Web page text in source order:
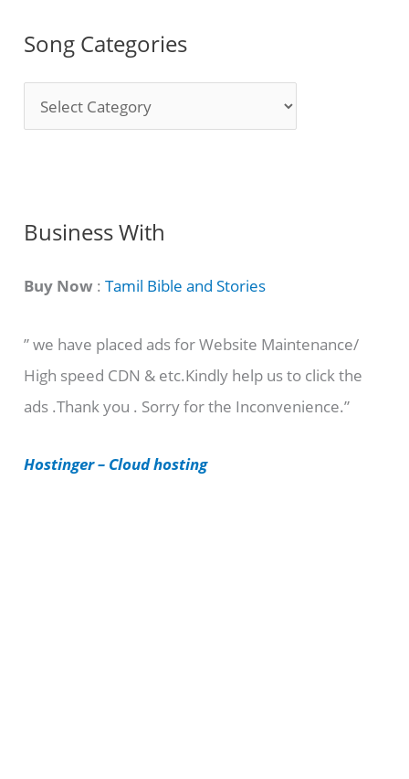
Song Categories
o
C
t
g
o
r
e
Business With
Buy Now :Tamil Bible and Stories
” we have placed ads for Website Maintenance/
High speed CDN & etc.Kindly help us to click the
ads .Thank you . Sorry for the Inconvenience.”
Hostinger – Cloud hosting